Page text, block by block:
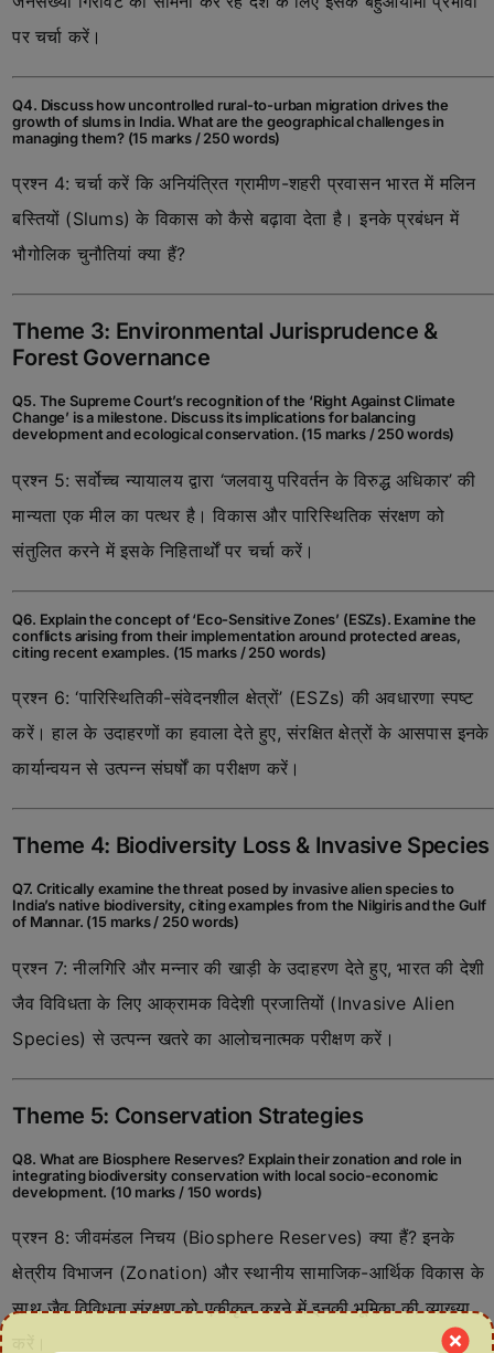
पर चर्चा करें।
Q4. Discuss how uncontrolled rural-to-urban migration drives the
growth of slums in India. What are the geographical challenges in
managing them? (15 marks / 250 words)
प्रश्न 4: चर्चा करें कि अनियंत्रित ग्रामीण-शहरी प्रवासन भारत में मलिन
बस्तियों (Slums) के विकास को कैसे बढ़ावा देता है। इनके प्रबंधन में
भौगोलिक चुनौतियां क्या हैं?
Theme 3: Environmental Jurisprudence &
Forest Governance
Q5. The Supreme Court’s recognition of the ‘Right Against Climate
Change’ is a milestone. Discuss its implications for balancing
development and ecological conservation. (15 marks / 250 words)
प्रश्न 5: सर्वोच्च न्यायालय द्वारा ‘जलवायु परिवर्तन के विरुद्ध अधिकार’ की
मान्यता एक मील का पत्थर है। विकास और पारिस्थितिक संरक्षण को
संतुलित करने में इसके निहितार्थों पर चर्चा करें।
Q6. Explain the concept of ‘Eco-Sensitive Zones’ (ESZs). Examine the
conflicts arising from their implementation around protected areas,
citing recent examples. (15 marks / 250 words)
प्रश्न 6: ‘पारिस्थितिकी-संवेदनशील क्षेत्रों’ (ESZs) की अवधारणा स्पष्ट
करें। हाल के उदाहरणों का हवाला देते हुए, संरक्षित क्षेत्रों के आसपास इनके
कार्यान्वयन से उत्पन्न संघर्षों का परीक्षण करें।
Theme 4: Biodiversity Loss & Invasive Species
Q7. Critically examine the threat posed by invasive alien species to
India’s native biodiversity, citing examples from the Nilgiris and the Gulf
of Mannar. (15 marks / 250 words)
प्रश्न 7: नीलगिरि और मन्नार की खाड़ी के उदाहरण देते हुए, भारत की देशी
जैव विविधता के लिए आक्रामक विदेशी प्रजातियों (Invasive Alien
Species) से उत्पन्न खतरे का आलोचनात्मक परीक्षण करें।
Theme 5: Conservation Strategies
Q8. What are Biosphere Reserves? Explain their zonation and role in
integrating biodiversity conservation with local socio-economic
development. (10 marks / 150 words)
प्रश्न 8: जीवमंडल निचय (Biosphere Reserves) क्या हैं? इनके
क्षेत्रीय विभाजन (Zonation) और स्थानीय सामाजिक-आर्थिक विकास के
साथ जैव विविधता संरक्षण को एकीकृत करने में इनकी भूमिका की व्याख्या